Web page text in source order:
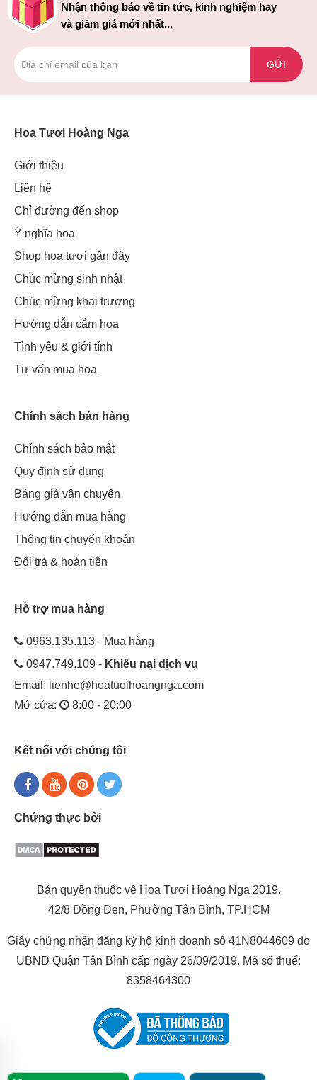
Nhận thông báo về tin tức, kinh nghiệm hay
và giảm giá mới nhất...
GỬI
Hoa Tươi Hoàng Nga
Giới thiệu
Liên hệ
Chỉ đường đến shop
Ý nghĩa hoa
Shop hoa tươi gần đây
Chúc mừng sinh nhật
Chúc mừng khai trương
Hướng dẫn cắm hoa
Tình yêu & giới tính
Tư vấn mua hoa
Chính sách bán hàng
Chính sách bảo mật
Quy định sử dụng
Bảng giá vận chuyển
Hướng dẫn mua hàng
Thông tin chuyển khoản
Đổi trả & hoàn tiền
Hỗ trợ mua hàng
0963.135.113 - Mua hàng
0947.749.109 - Khiếu nại dịch vụ
Email: lienhe@hoatuoihoangnga.com
Mở cửa:
8:00 - 20:00
Kết nối với chúng tôi
Chứng thực bởi
Bản quyền thuộc về Hoa Tươi Hoàng Nga 2019.
42/8 Đồng Đen, Phường Tân Bình, TP.HCM
Giấy chứng nhận đăng ký hộ kinh doanh số 41N8044609 do
UBND Quận Tân Bình cấp ngày 26/09/2019. Mã số thuế:
8358464300